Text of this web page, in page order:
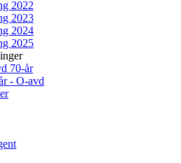
2022
2023
2024
2025
70-år
- O-avd